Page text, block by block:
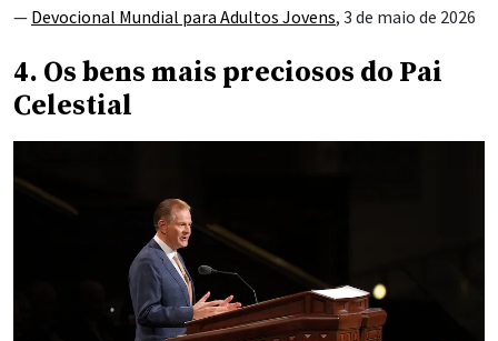
— Devocional Mundial para Adultos Jovens, 3 de maio de 2026
4. Os bens mais preciosos do Pai
Celestial